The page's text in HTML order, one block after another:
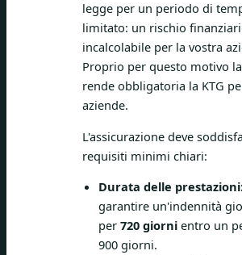
legge per un periodo di
limitato: un rischio
incalcolabile per la vostra
Proprio per questo motivo la
rende obbligatoria la KTG
aziende.
L'assicurazione deve
requisiti minimi chiari:
Durata delle
garantire un'indennità
per 720 giorni entro un
900 giorni.